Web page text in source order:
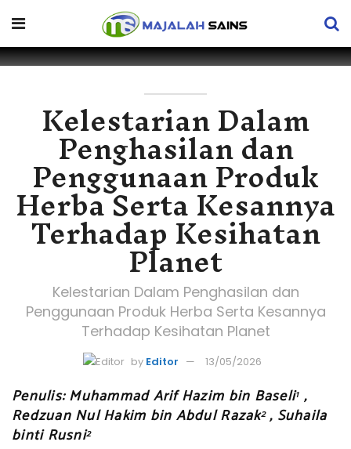
Kelestarian Dalam
Penghasilan dan
Penggunaan Produk
Herba Serta Kesannya
Terhadap Kesihatan
Planet
Kelestarian Dalam Penghasilan dan
Penggunaan Produk Herba Serta Kesannya
Terhadap Kesihatan Planet
by Editor 13/05/2026
Penulis: Muhammad Arif Hazim bin Baseli1 ,
Redzuan Nul Hakim bin Abdul Razak2, Suhaila
binti Rusni2